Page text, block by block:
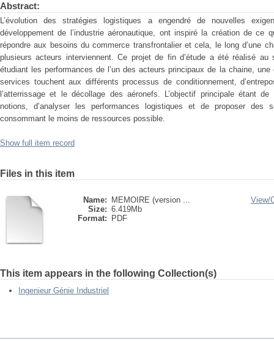
Abstract:
L’évolution des stratégies logistiques a engendré de nouvelles
développement de l’industrie aéronautique, ont inspiré la création de ce
répondre aux besoins du commerce transfrontalier et cela, le long d’une
plusieurs acteurs interviennent. Ce projet de fin d’étude a été réalisé au
étudiant les performances de l’un des acteurs principaux de la chaine,
services touchent aux différents processus de conditionnement,
l’atterrissage et le décollage des aéronefs. L’objectif principale étant
notions, d’analyser les performances logistiques et de proposer des
consommant le moins de ressources possible.
Show full item record
Files in this item
Name:
MEMOIRE (version ...
Size: 6.419Mb
Format:
PDF
View/
This item appears in the following Collection(s)
Ingenieur Génie Industriel